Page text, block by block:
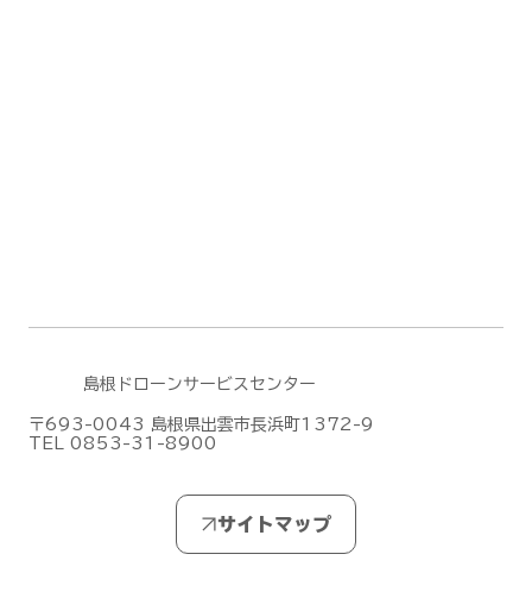
島根ドローンサービスセンター
〒693-0043 島根県出雲市長浜町1372-9
TEL 0853-31-8900